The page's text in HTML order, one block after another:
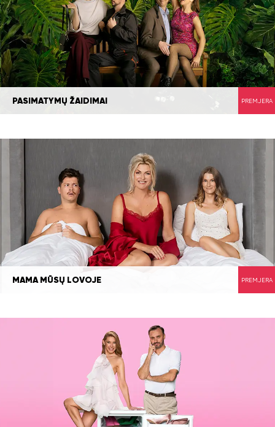
PASIMATYMŲ ŽAIDIMAI PREMJERA
MAMA MŪSŲ LOVOJE PREMJERA